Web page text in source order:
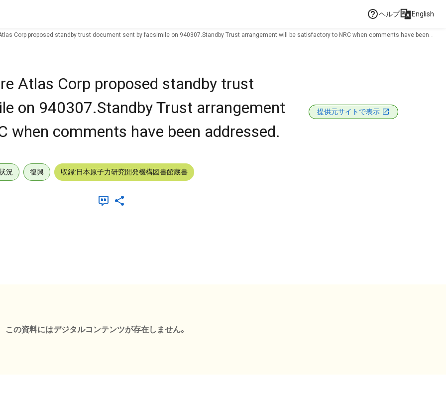
ヘルプ English
Corp proposed standby trust document sent by facsimile on 940307.Standby Trust arrangement will be satisfactory to NRC when comments have been
Atlas Corp proposed standby trust
on 940307.Standby Trust arrangement
when comments have been addressed.
提供元サイトで表示
況 復興 収録:日本原子力研究開発機構図書館蔵書
この資料にはデジタルコンテンツが存在しません。